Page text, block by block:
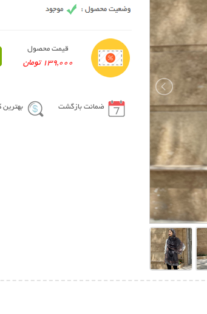
قیمت محصول
139,000 تومان
ضمانت بازگشت